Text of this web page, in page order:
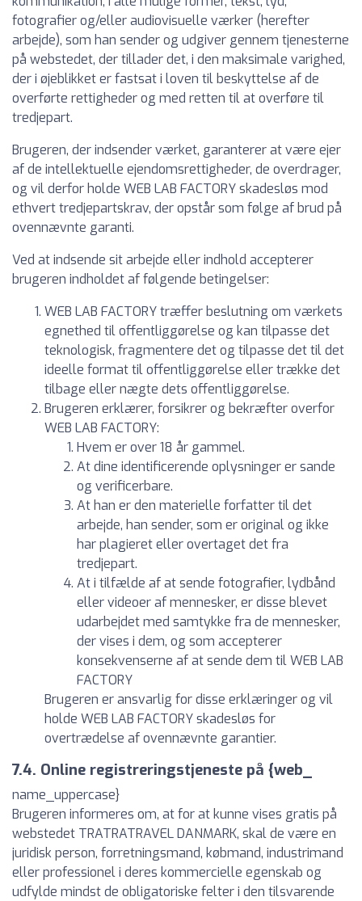
fotografier og/eller audiovisuelle værker (herefter
arbejde), som han sender og udgiver gennem tjenesterne
på webstedet, der tillader det, i den maksimale varighed,
der i øjeblikket er fastsat i loven til beskyttelse af de
overførte rettigheder og med retten til at overføre til
tredjepart.
Brugeren, der indsender værket, garanterer at være ejer
af de intellektuelle ejendomsrettigheder, de overdrager,
og vil derfor holde WEB LAB FACTORY skadesløs mod
ethvert tredjepartskrav, der opstår som følge af brud på
ovennævnte garanti.
Ved at indsende sit arbejde eller indhold accepterer
brugeren indholdet af følgende betingelser:
WEB LAB FACTORY træffer beslutning om værkets
egnethed til offentliggørelse og kan tilpasse det
teknologisk, fragmentere det og tilpasse det til det
ideelle format til offentliggørelse eller trække det
tilbage eller nægte dets offentliggørelse.
Brugeren erklærer, forsikrer og bekræfter overfor
WEB LAB FACTORY:
Hvem er over 18 år gammel.
At dine identificerende oplysninger er sande
og verificerbare.
At han er den materielle forfatter til det
arbejde, han sender, som er original og ikke
har plagieret eller overtaget det fra
tredjepart.
At i tilfælde af at sende fotografier, lydbånd
eller videoer af mennesker, er disse blevet
udarbejdet med samtykke fra de mennesker,
der vises i dem, og som accepterer
konsekvenserne af at sende dem til WEB LAB
FACTORY
Brugeren er ansvarlig for disse erklæringer og vil
holde WEB LAB FACTORY skadesløs for
overtrædelse af ovennævnte garantier.
7.4. Online registreringstjeneste på {web_
name_uppercase}
Brugeren informeres om, at for at kunne vises gratis på
webstedet TRATRATRAVEL DANMARK, skal de være en
juridisk person, forretningsmand, købmand, industrimand
eller professionel i deres kommercielle egenskab og
udfylde mindst de obligatoriske felter i den tilsvarende